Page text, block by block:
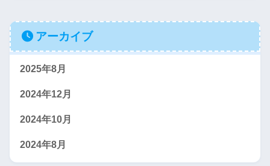
アーカイブ
2025年8月
2024年12月
2024年10月
2024年8月